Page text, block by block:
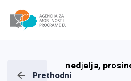
Prethodni
nedjelja,